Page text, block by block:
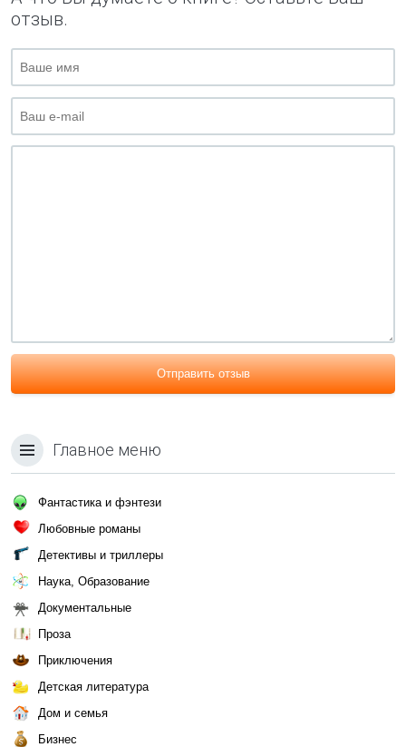
отзыв.
Отправить отзыв
Главное меню
Фантастика и фэнтези
Любовные романы
Детективы и триллеры
Наука, Образование
Документальные
Проза
Приключения
Детская литература
Дом и семья
Бизнес